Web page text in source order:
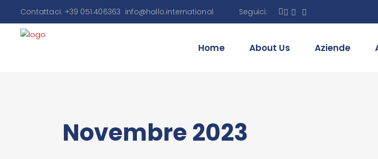
Contattaci: +39 051.406363 info@hallo.international Seguici:
Home About Us Aziende
Novembre 2023